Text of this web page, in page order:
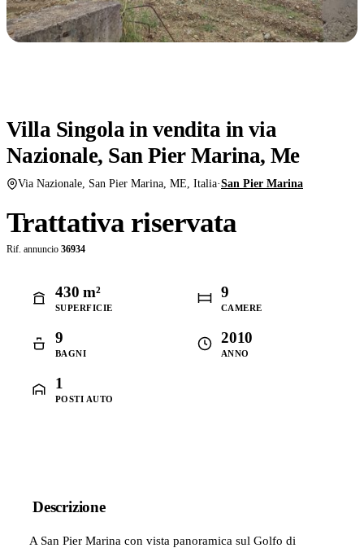
Villa Singola in vendita in via
Nazionale, San Pier Marina, Me
Via Nazionale, San Pier Marina, ME, Italia·San Pier Marina
Trattativa riservata
Rif. annuncio 36934
430 m²
SUPERFICIE
9
CAMERE
9
BAGNI
2010
ANNO
1
POSTI AUTO
Descrizione
A San Pier Marina con vista panoramica sul Golfo di